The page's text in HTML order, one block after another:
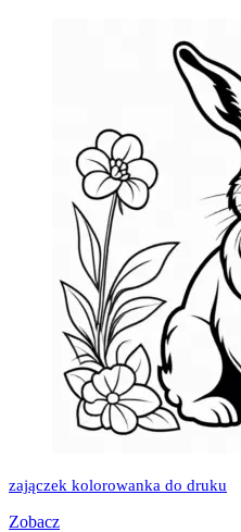
zajączek kolorowanka do druku
Zobacz